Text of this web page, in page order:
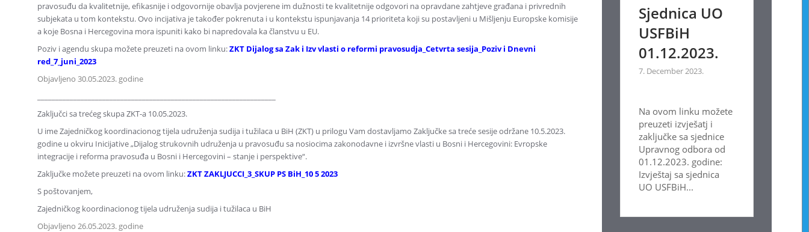
pravosuđu da kvalitetnije, efikasnije i odgovornije obavlja povjerene im dužnosti te kvalitetnije odgovori na opravdane zahtjeve građana i privrednih
subjekata u tom kontekstu. Ovo incijativa je također pokrenuta i u kontekstu ispunjavanja 14 prioriteta koji su postavljeni u Mišljenju Europske komisije
a koje Bosna i Hercegovina mora ispuniti kako bi napredovala ka članstvu u EU.
Poziv i agendu skupa možete preuzeti na ovom linku:ZKT Dijalog sa Zak i Izv vlasti o reformi pravosudja_Cetvrta sesija_Poziv i Dnevni
red_7_juni_2023
Objavljeno 30.05.2023. godine
Zaključci sa trećeg skupa ZKT-a 10.05.2023.
U ime Zajedničkog koordinacionog tijela udruženja sudija i tužilaca u BiH (ZKT) u prilogu Vam dostavljamo Zaključke sa treće sesije održane 10.5.2023.
godine u okviru Inicijative „Dijalog strukovnih udruženja u pravosuđu sa nosiocima zakonodavne i izvršne vlasti u Bosni i Hercegovini: Evropske
integracije i reforma pravosuđa u Bosni i Hercegovini – stanje i perspektive“.
Zaključke možete preuzeti na ovom linku:ZKT ZAKLJUCCI_3_SKUP PS BiH_10 5 2023
S poštovanjem,
Zajedničkog koordinacionog tijela udruženja sudija i tužilaca u BiH
Objavljeno 26.05.2023. godine
Sjednica UO
USFBiH
01.12.2023.
7. December 2023.
Na ovom linku možete
preuzeti izvješatj i
zaključke sa sjednice
Upravnog odbora od
01.12.2023. godine:
Izvještaj sa sjednica
UO USFBiH...